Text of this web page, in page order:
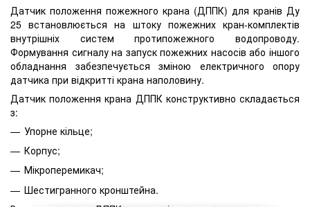
Датчик положення пожежного крана (ДППК) для кранів Ду
25 встановлюється на штоку пожежних кран-комплектів
внутрішніх систем протипожежного водопроводу.
Формування сигналу на запуск пожежних насосів або іншого
обладнання забезпечується зміною електричного опору
датчика при відкритті крана наполовину.
Датчик положення крана ДППК конструктивно складається
з:
Упорне кільце;
Корпус;
Мікроперемикач;
Шестигранного кронштейна.